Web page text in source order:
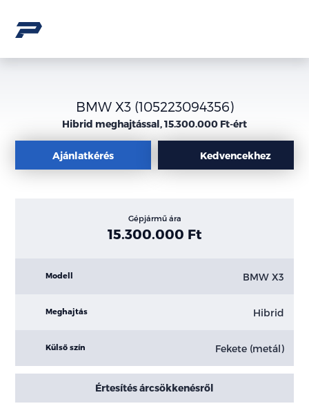
BMW X3 (105223094356)
Hibrid meghajtással, 15.300.000 Ft-ért
Ajánlatkérés Kedvencekhez
Gépjármű ára
15.300.000 Ft
Modell BMW X3
Meghajtás Hibrid
Külső szín Fekete (metál)
Értesítés árcsökkenésről